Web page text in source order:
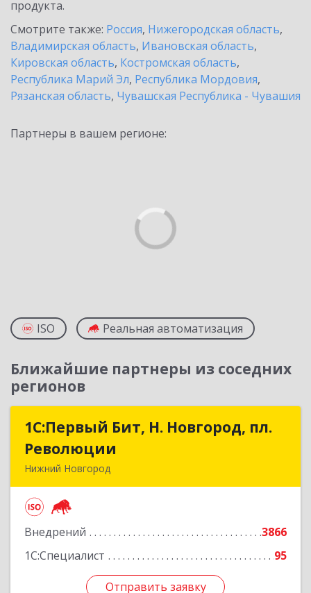
продукта.
Смотрите также: Россия, Нижегородская область,
Владимирская область, Ивановская область,
Кировская область, Костромская область,
Республика Марий Эл, Республика Мордовия,
Рязанская область, Чувашская Республика - Чувашия
Партнеры в вашем регионе:
ISO Реальная автоматизация
Ближайшие партнеры из соседних
регионов
1С:Первый Бит, Н. Новгород, пл.
Революции
Нижний Новгород
Внедрений
3866
1С:Специалист
95
Отправить заявку
1С:Первый Бит, Н. Новгород, пл.
г, Литвинова ул, дом № 74, корпус 31, пом.1
Подробнее
Отправить заявку